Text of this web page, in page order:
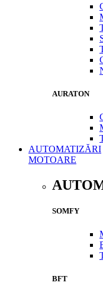
AURATON
AUTOMATIZĂRI
MOTOARE
SOMFY
BFT